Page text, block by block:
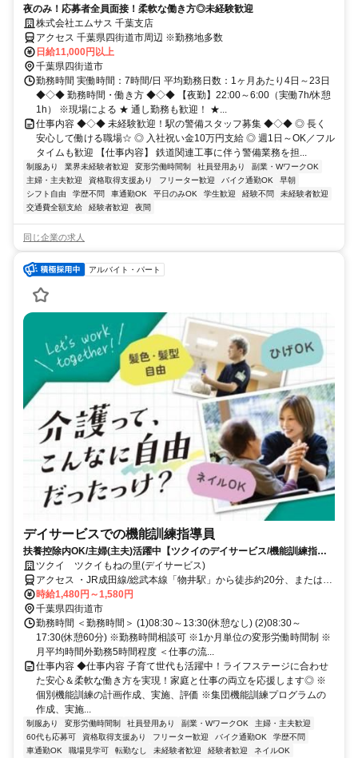
夜のみ！応募者全員面接！柔軟な働き方◎未経験歓迎
株式会社エムサス 千葉支店
アクセス 千葉県四街道市周辺 ※勤務地多数
日給11,000円以上
千葉県四街道市
勤務時間 実働時間：7時間/日 平均勤務日数：1ヶ月あたり4日～23日
◆◇◆ 勤務時間・働き方 ◆◇◆ 【夜勤】22:00～6:00（実働7h/休憩
1h） ※現場による ★ 通し勤務も歓迎！ ★...
仕事内容 ◆◇◆ 未経験歓迎！駅の警備スタッフ募集 ◆◇◆ ◎ 長く
安心して働ける職場☆ ◎ 入社祝い金10万円支給 ◎ 週1日～OK／フル
タイムも歓迎 【仕事内容】 鉄道関連工事に伴う警備業務を担...
制服あり 業界未経験者歓迎 変形労働時間制 社員登用あり
副業・WワークOK
主婦・主夫歓迎
資格取得支援あり フリーター歓迎 バイク通勤OK
早朝
シフト自由
学歴不問 車通勤OK 平日のみOK 学生歓迎 経験不問
未経験者歓迎
交通費全額支給
経験者歓迎 夜間
同じ企業の求人
アルバイト・パート
デイサービスでの機能訓練指導員
扶養控除内OK/主婦(主夫)活躍中【ツクイのデイサービス/機能訓練指導
員求人】
ツクイ ツクイもねの里(デイサービス)
アクセス ・JR成田線/総武本線「物井駅」から徒歩約20分、または京
成バス千葉イースト乗車「もねの里」下車徒歩約2分
時給1,480円～1,580円
千葉県四街道市
勤務時間 ＜勤務時間＞ (1)08:30～13:30(休憩なし) (2)08:30～
17:30(休憩60分) ※勤務時間相談可 ※1か月単位の変形労働時間制 ※
月平均時間外勤務5時間程度 ＜仕事の流...
仕事内容 ◆仕事内容 子育て世代も活躍中！ライフステージに合わせ
た安心＆柔軟な働き方を実現！家庭と仕事の両立を応援します◎ ※
個別機能訓練の計画作成、実施、評価 ※集団機能訓練プログラムの
作成、実施...
制服あり 変形労働時間制 社員登用あり 副業・WワークOK
主婦・主夫歓迎
60代も応募可
資格取得支援あり フリーター歓迎 バイク通勤OK
学歴不問
車通勤OK
職場見学可 転勤なし 未経験者歓迎 経験者歓迎
ネイルOK